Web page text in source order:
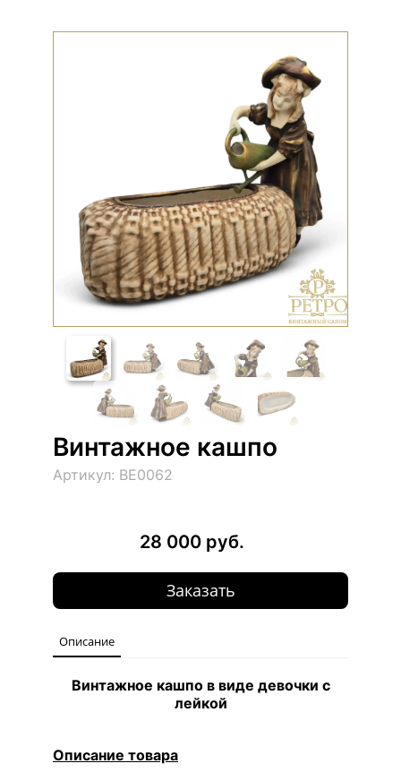
Винтажное кашпо
Артикул: ВЕ0062
28 000 руб.
Заказать
Описание
Винтажное кашпо в виде девочки с
лейкой
Описание товара